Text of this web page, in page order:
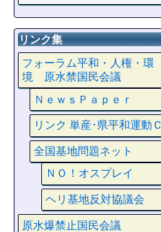
リンク集
フォーラム平和・人権・環
境 原水禁国民会議
ＮｅｗｓＰａｐｅｒ
リンク 単産･県平和運動Ｃ
全国基地問題ネット
ＮＯ！オスプレイ
ヘリ基地反対協議会
原水爆禁止国民会議